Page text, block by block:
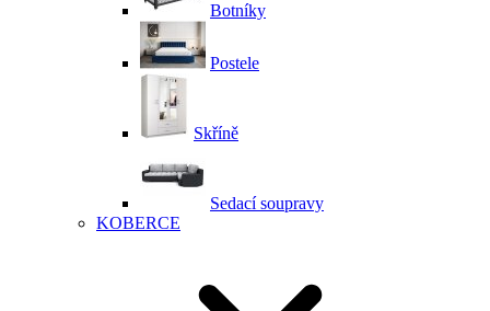
Botníky
Postele
Skříně
Sedací soupravy
KOBERCE